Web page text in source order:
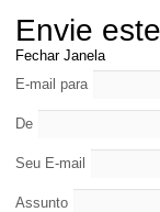
Envie
Fechar Janela
E-mail para
De
Seu E-mail
Assunto